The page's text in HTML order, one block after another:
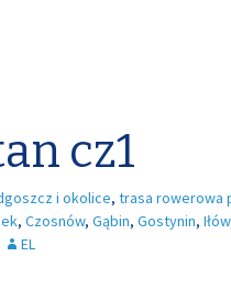
cz1
i okolice, trasa rowerowa
, Czosnów, Gąbin, Gostynin, Iłów
EL